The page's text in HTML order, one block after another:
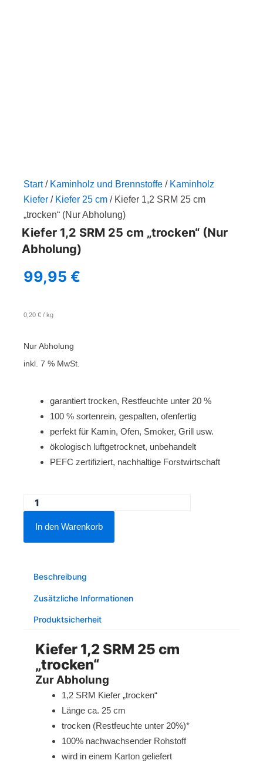
Start/ Kaminholz und Brennstoffe / Kaminholz
Kiefer / Kiefer 25 cm / Kiefer 1,2 SRM 25 cm
„trocken“ (Nur Abholung)
Kiefer 1,2 SRM 25 cm „trocken“ (Nur
Abholung)
99,95 €
0,20 € / kg
Nur Abholung
inkl. 7 % MwSt.
garantiert trocken, Restfeuchte unter 20 %
100 % sortenrein, gespalten, ofenfertig
perfekt für Kamin, Ofen, Smoker, Grill usw.
ökologisch luftgetrocknet, unbehandelt
PEFC zertifiziert, nachhaltige Forstwirtschaft
Kiefer
SRM
"trocken"
(Nur
Menge
In den Warenkorb
Beschreibung
Zusätzliche Informationen
Produktsicherheit
Kiefer 1,2 SRM 25 cm
„trocken“
Zur Abholung
1,2 SRM Kiefer „trocken“
Länge ca. 25 cm
trocken (Restfeuchte unter 20%)*
100% nachwachsender Rohstoff
wird in einem Karton geliefert